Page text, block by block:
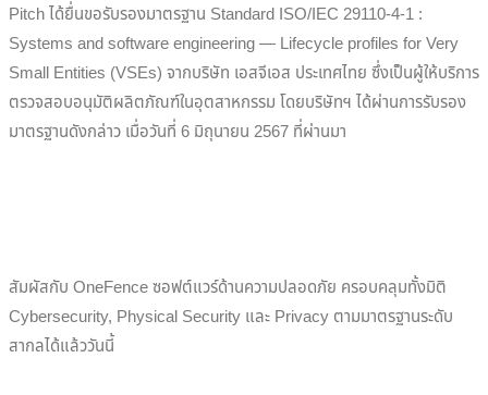
Pitch ได้ยื่นขอรับรองมาตรฐาน Standard ISO/IEC 29110-4-1 :
Systems and software engineering — Lifecycle profiles for Very
Small Entities (VSEs) จากบริษัท เอสจีเอส ประเทศไทย ซึ่งเป็นผู้ให้บริการ
ตรวจสอบอนุมัติผลิตภัณฑ์ในอุตสาหกรรม โดยบริษัทฯ ได้ผ่านการรับรอง
มาตรฐานดังกล่าว เมื่อวันที่ 6 มิถุนายน 2567 ที่ผ่านมา
สัมผัสกับ OneFence ซอฟต์แวร์ด้านความปลอดภัย ครอบคลุมทั้งมิติ
Cybersecurity, Physical Security และ Privacy ตามมาตรฐานระดับ
สากลได้แล้ววันนี้